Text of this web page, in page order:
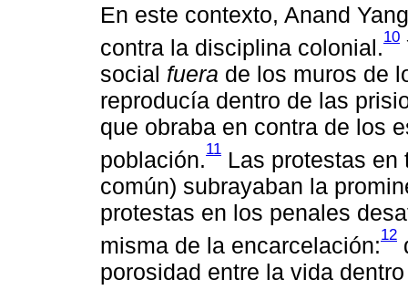
En este contexto, Anand
contra la disciplina colonial.10
social fuera de los muros de
reproducía dentro de las
que obraba en contra de los
población.11 Las protestas en
común) subrayaban la
protestas en los penales
misma de la encarcelación:12
porosidad entre la vida